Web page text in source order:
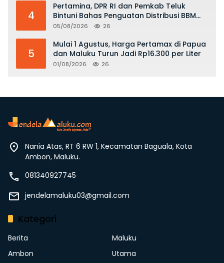
4
Pertamina, DPR RI dan Pemkab Teluk
Bintuni Bahas Penguatan Distribusi BBM
dan LPG
05/08/2026 26
5
Mulai 1 Agustus, Harga Pertamax di Papua
dan Maluku Turun Jadi Rp16.300 per Liter
01/08/2026 26
Nania Atas, RT 6 RW 1, Kecamatan Baguala, Kota
Ambon, Maluku.
081340927745
jendelamaluku03@gmail.com
Kategori
Berita
Maluku
Ambon
Utama